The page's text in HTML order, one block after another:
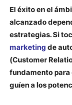
El éxito en el
alcanzado
estrategias. Si
marketing de
(Customer
fundamento
guíen a los